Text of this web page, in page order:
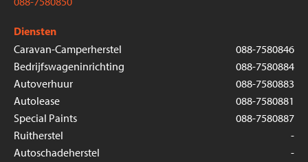
Diensten
Caravan-Camperherstel
088-7580846
Bedrijfswageninrichting
088-7580884
Autoverhuur
088-7580883
Autolease
088-7580881
Special Paints
088-7580887
Ruitherstel
-
Autoschadeherstel
-